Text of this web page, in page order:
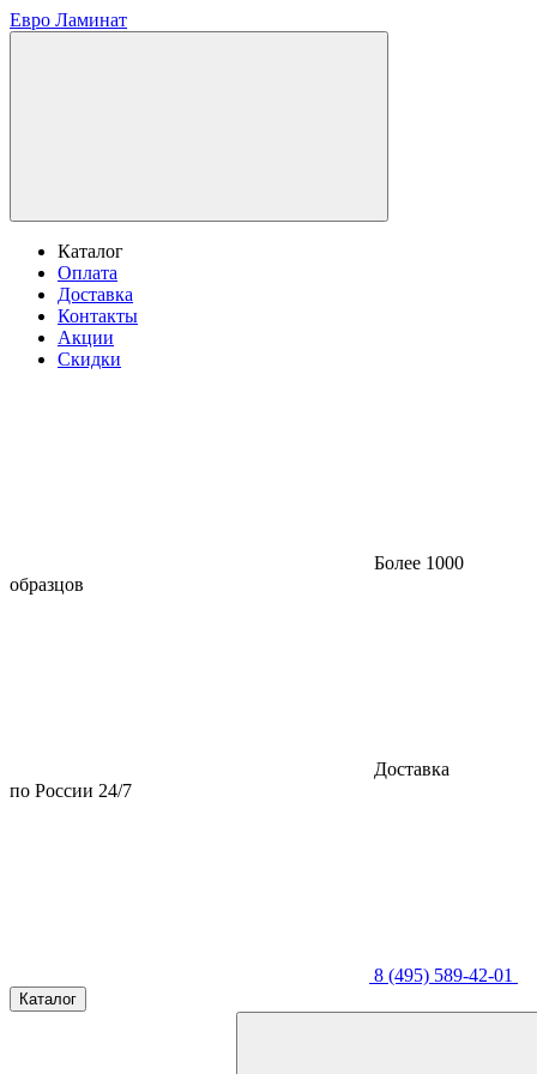
Евро Ламинат
Каталог
Оплата
Доставка
Контакты
Акции
Скидки
Более 1000
образцов
Доставка
по России 24/7
8 (495) 589-42-01
Каталог